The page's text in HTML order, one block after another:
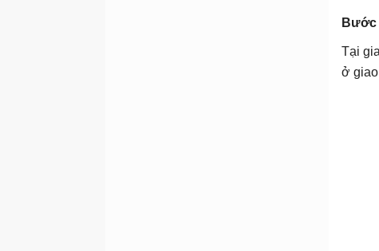
Bước
Tại
ở